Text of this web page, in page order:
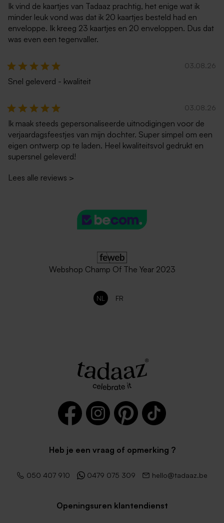
Ik vind de kaartjes van Tadaaz prachtig, het enige wat ik
minder leuk vond was dat ik 20 kaartjes besteld had en
enveloppe. Ik kreeg 23 kaartjes en 20 enveloppen. Dus dat
was even een tegenvaller.
03.08.26
Snel geleverd - kwaliteit
03.08.26
Ik maak steeds gepersonaliseerde uitnodigingen voor de
verjaardagsfeestjes van mijn dochter. Super simpel om een
eigen ontwerp op te laden. Heel kwaliteitsvol gedrukt en
supersnel geleverd!
Lees alle reviews >
Webshop Champ Of The Year 2023
NL FR
Heb je een vraag of opmerking ?
050 407 910 0479 075 309 hello@tadaaz.be
Openingsuren klantendienst